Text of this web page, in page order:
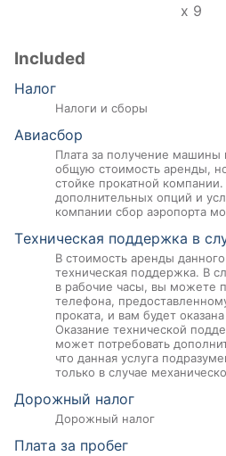
x 9
Included
Налог
Налоги и сборы
Авиасбор
Плата за получение машины
общую стоимость аренды,
стойке прокатной
дополнительных опций и
компании сбор аэропорта
Tехническая поддержка в
В стоимость аренды
техническая поддержка. В
в рабочие часы, вы можете
телефона,
проката, и вам будет
Оказание технической
может потребовать
что данная услуга
только в случае
Дорожный налог
Дорожный налог
Плата за пробег